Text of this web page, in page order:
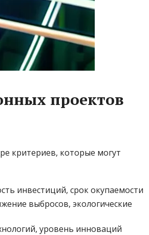
проектов
критериев, которые могут
инвестиций, срок окупаемости
выбросов, экологические
уровень инноваций